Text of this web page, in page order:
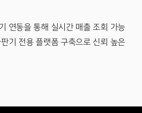
연동을 통해 실시간 매출 조회 가능
기 전용 플랫폼 구축으로 신뢰 높은